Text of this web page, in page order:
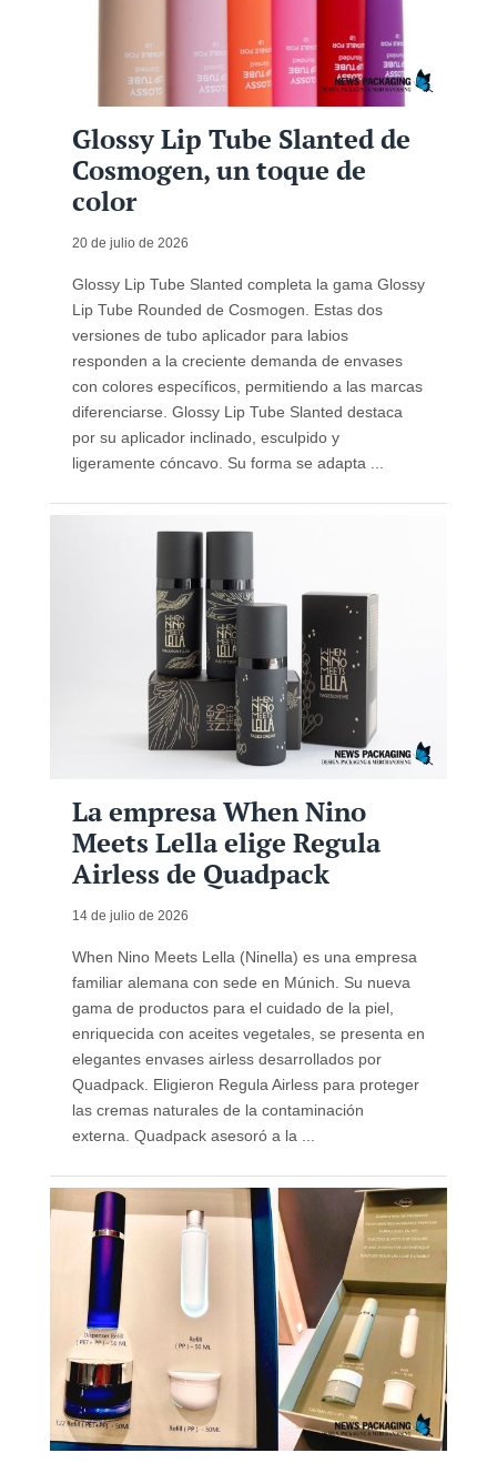
Glossy Lip Tube Slanted de
Cosmogen, un toque de
color
20 de julio de 2026
Glossy Lip Tube Slanted completa la gama Glossy
Lip Tube Rounded de Cosmogen. Estas dos
versiones de tubo aplicador para labios
responden a la creciente demanda de envases
con colores específicos, permitiendo a las marcas
diferenciarse. Glossy Lip Tube Slanted destaca
por su aplicador inclinado, esculpido y
ligeramente cóncavo. Su forma se adapta ...
La empresa When Nino
Meets Lella elige Regula
Airless de Quadpack
14 de julio de 2026
When Nino Meets Lella (Ninella) es una empresa
familiar alemana con sede en Múnich. Su nueva
gama de productos para el cuidado de la piel,
enriquecida con aceites vegetales, se presenta en
elegantes envases airless desarrollados por
Quadpack. Eligieron Regula Airless para proteger
las cremas naturales de la contaminación
externa. Quadpack asesoró a la ...